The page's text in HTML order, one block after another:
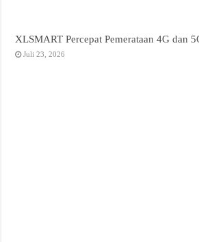
XLSMART Percepat Pemerataan 4G dan
Juli 23, 2026